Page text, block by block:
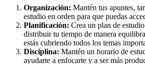
Organización: Mantén tus apuntes,
estudio en orden para que puedas
Planificación: Crea un plan de
distribuir tu tiempo de manera
estás cubriendo todos los temas
Disciplina: Mantén un horario de
ayudarte a enfocarte y a ser más